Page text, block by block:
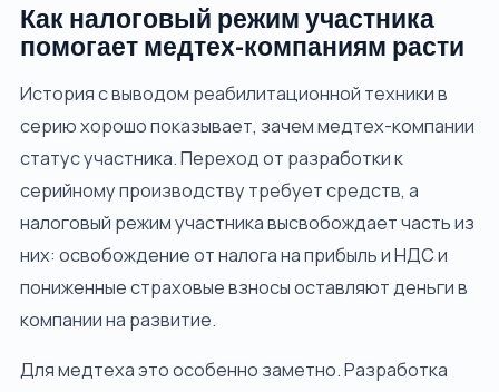
Как налоговый режим участника
помогает медтех-компаниям расти
История с выводом реабилитационной техники в
серию хорошо показывает, зачем медтех-компании
статус участника. Переход от разработки к
серийному производству требует средств, а
налоговый режим участника высвобождает часть из
них: освобождение от налога на прибыль и НДС и
пониженные страховые взносы оставляют деньги в
компании на развитие.
Для медтеха это особенно заметно. Разработка